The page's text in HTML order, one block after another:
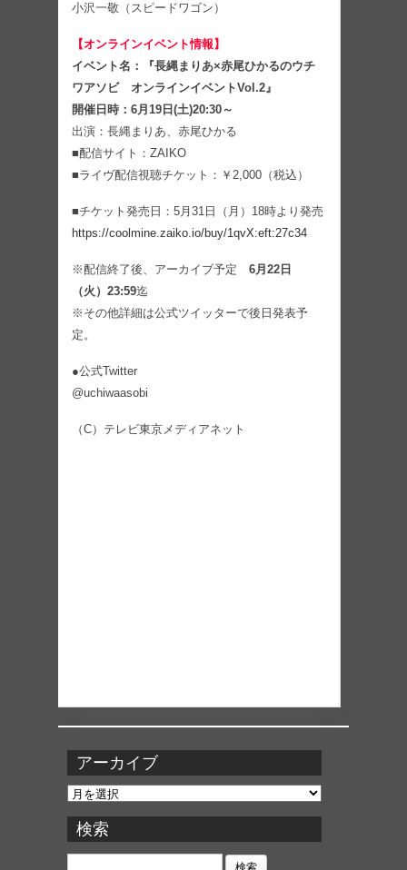
小沢一敬（スピードワゴン）
【オンラインイベント情報】
イベント名：『長縄まりあ×赤尾ひかるのウチ
ワアソビ オンラインイベントVol.2』
開催日時：6月19日(土)20:30～
出演：長縄まりあ、赤尾ひかる
■配信サイト：ZAIKO
■ライヴ配信視聴チケット：￥2,000（税込）
■チケット発売日：5月31日（月）18時より発売
https://coolmine.zaiko.io/buy/1qvX:eft:27c34
※配信終了後、アーカイブ予定 6月22日
（火）23:59迄
※その他詳細は公式ツイッターで後日発表予
定。
●公式Twitter
@uchiwaasobi
（C）テレビ東京メディアネット
アーカイブ
ア
カ
イ
ブ
検索
検